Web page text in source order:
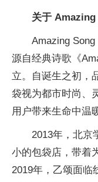
关于
Amazing
源自经典诗歌《
立。自诞生之初，
袋视为都市时尚、
用户带来生命中温
2013年，北京
小的包袋店，带着
2019年，乙颂面临